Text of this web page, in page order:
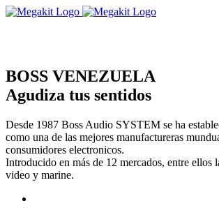
BOSS VENEZUELA
Agudiza tus sentidos
Desde 1987 Boss Audio SYSTEM se ha
como una de las mejores manufactureras
consumidores electronicos.
Introducido en más de 12 mercados, entre ellos
video y marine.